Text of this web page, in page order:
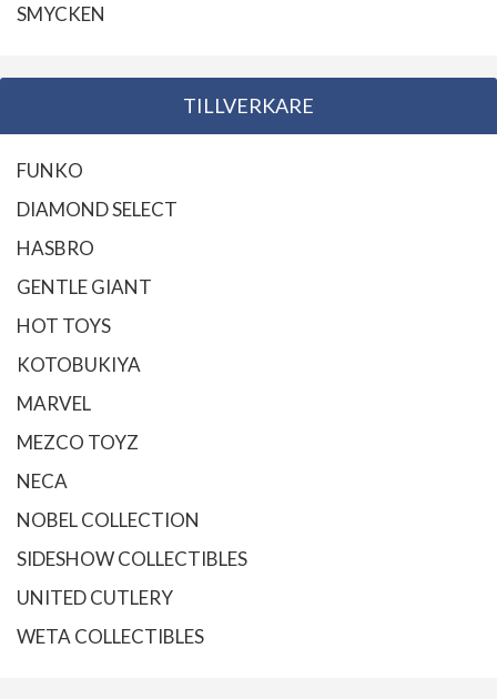
SMYCKEN
TILLVERKARE
FUNKO
DIAMOND SELECT
HASBRO
GENTLE GIANT
HOT TOYS
KOTOBUKIYA
MARVEL
MEZCO TOYZ
NECA
NOBEL COLLECTION
SIDESHOW COLLECTIBLES
UNITED CUTLERY
WETA COLLECTIBLES